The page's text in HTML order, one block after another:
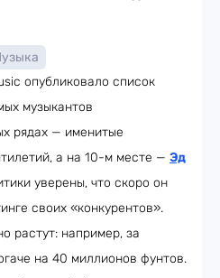
опубликовало список
музыкантов
рядах — именитые
а на 10-м месте — Эд
уверены, что скоро он
своих «конкурентов».
растут: например, за
на 40 миллионов фунтов.